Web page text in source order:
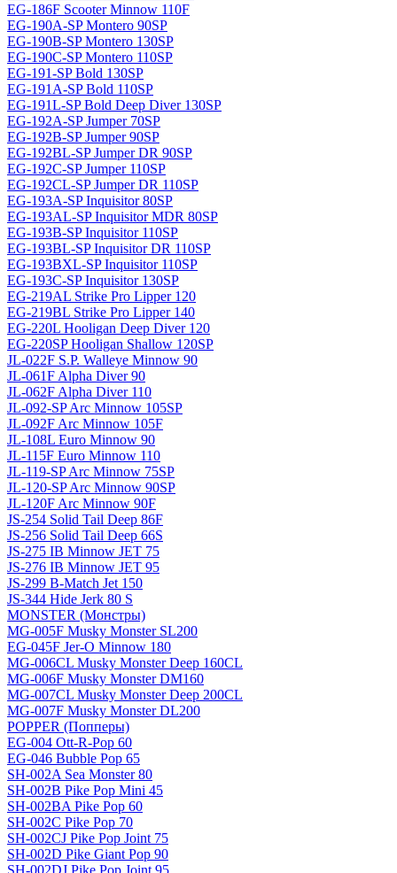
EG-186F Scooter Minnow 110F
EG-190A-SP Montero 90SP
EG-190B-SP Montero 130SP
EG-190C-SP Montero 110SP
EG-191-SP Bold 130SP
EG-191A-SP Bold 110SP
EG-191L-SP Bold Deep Diver 130SP
EG-192A-SP Jumper 70SP
EG-192B-SP Jumper 90SP
EG-192BL-SP Jumper DR 90SP
EG-192C-SP Jumper 110SP
EG-192CL-SP Jumper DR 110SP
EG-193A-SP Inquisitor 80SP
EG-193AL-SP Inquisitor MDR 80SP
EG-193B-SP Inquisitor 110SP
EG-193BL-SP Inquisitor DR 110SP
EG-193BXL-SP Inquisitor 110SP
EG-193C-SP Inquisitor 130SP
EG-219AL Strike Pro Lipper 120
EG-219BL Strike Pro Lipper 140
EG-220L Hooligan Deep Diver 120
EG-220SP Hooligan Shallow 120SP
JL-022F S.P. Walleye Minnow 90
JL-061F Alpha Diver 90
JL-062F Alpha Diver 110
JL-092-SP Arc Minnow 105SP
JL-092F Arc Minnow 105F
JL-108L Euro Minnow 90
JL-115F Euro Minnow 110
JL-119-SP Arc Minnow 75SP
JL-120-SP Arc Minnow 90SP
JL-120F Arc Minnow 90F
JS-254 Solid Tail Deep 86F
JS-256 Solid Tail Deep 66S
JS-275 IB Minnow JET 75
JS-276 IB Minnow JET 95
JS-299 B-Match Jet 150
JS-344 Hide Jerk 80 S
MONSTER (Монстры)
MG-005F Musky Monster SL200
EG-045F Jer-O Minnow 180
MG-006CL Musky Monster Deep 160CL
MG-006F Musky Monster DM160
MG-007CL Musky Monster Deep 200CL
MG-007F Musky Monster DL200
POPPER (Попперы)
EG-004 Ott-R-Pop 60
EG-046 Bubble Pop 65
SH-002A Sea Monster 80
SH-002B Pike Pop Mini 45
SH-002BA Pike Pop 60
SH-002C Pike Pop 70
SH-002CJ Pike Pop Joint 75
SH-002D Pike Giant Pop 90
SH-002DJ Pike Pop Joint 95